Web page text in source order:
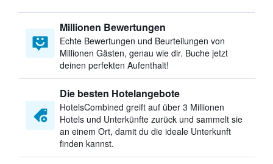
Millionen Bewertungen
Echte Bewertungen und Beurteilungen von
Millionen Gästen, genau wie dir. Buche jetzt
deinen perfekten Aufenthalt!
Die besten Hotelangebote
HotelsCombined greift auf über 3 Millionen
Hotels und Unterkünfte zurück und sammelt sie
an einem Ort, damit du die ideale Unterkunft
finden kannst.